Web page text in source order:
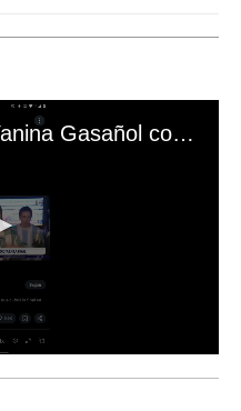
El mal momento de Yanina Gasañol con un hincha argentino en "Subrayado"